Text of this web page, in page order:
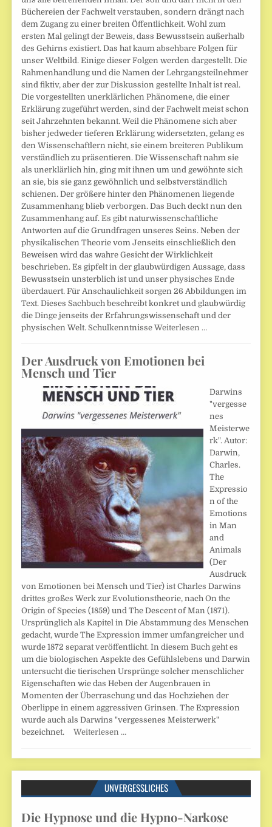
Büchereien der Fachwelt verstauben, sondern drängt nach
dem Zugang zu einer breiten Öffentlichkeit. Wohl zum
ersten Mal gelingt der Beweis, dass Bewusstsein außerhalb
des Gehirns existiert. Das hat kaum absehbare Folgen für
unser Weltbild. Einige dieser Folgen werden dargestellt. Die
Rahmenhandlung und die Namen der Lehrgangsteilnehmer
sind fiktiv, aber der zur Diskussion gestellte Inhalt ist real.
Die vorgestellten unerklärlichen Phänomene, die einer
Erklärung zugeführt werden, sind der Fachwelt meist schon
seit Jahrzehnten bekannt. Weil die Phänomene sich aber
bisher jedweder tieferen Erklärung widersetzten, gelang es
den Wissenschaftlern nicht, sie einem breiteren Publikum
verständlich zu präsentieren. Die Wissenschaft nahm sie
als unerklärlich hin, ging mit ihnen um und gewöhnte sich
an sie, bis sie ganz gewöhnlich und selbstverständlich
schienen. Der größere hinter den Phänomenen liegende
Zusammenhang blieb verborgen. Das Buch deckt nun den
Zusammenhang auf. Es gibt naturwissenschaftliche
Antworten auf die Grundfragen unseres Seins. Neben der
physikalischen Theorie vom Jenseits einschließlich den
Beweisen wird das wahre Gesicht der Wirklichkeit
beschrieben. Es gipfelt in der glaubwürdigen Aussage, dass
Bewusstsein unsterblich ist und unser physisches Ende
überdauert. Für Anschaulichkeit sorgen 26 Abbildungen im
Text. Dieses Sachbuch beschreibt konkret und glaubwürdig
die Dinge jenseits der Erfahrungswissenschaft und der
physischen Welt. SchulkenntnisseWeiterlesen …
Der Ausdruck von Emotionen bei
Mensch und Tier
Darwins
"vergesse
nes
Meisterwe
rk". Autor:
Darwin,
Charles.
The
Expressio
n of the
Emotions
in Man
and
Animals
(Der
Ausdruck
von Emotionen bei Mensch und Tier) ist Charles Darwins
drittes großes Werk zur Evolutionstheorie, nach On the
Origin of Species (1859) und The Descent of Man (1871).
Ursprünglich als Kapitel in Die Abstammung des Menschen
gedacht, wurde The Expression immer umfangreicher und
wurde 1872 separat veröffentlicht. In diesem Buch geht es
um die biologischen Aspekte des Gefühlslebens und Darwin
untersucht die tierischen Ursprünge solcher menschlicher
Eigenschaften wie das Heben der Augenbrauen in
Momenten der Überraschung und das Hochziehen der
Oberlippe in einem aggressiven Grinsen. The Expression
wurde auch als Darwins "vergessenes Meisterwerk"
bezeichnet.Weiterlesen …
UNVERGESSLICHES
Die Hypnose und die Hypno-Narkose